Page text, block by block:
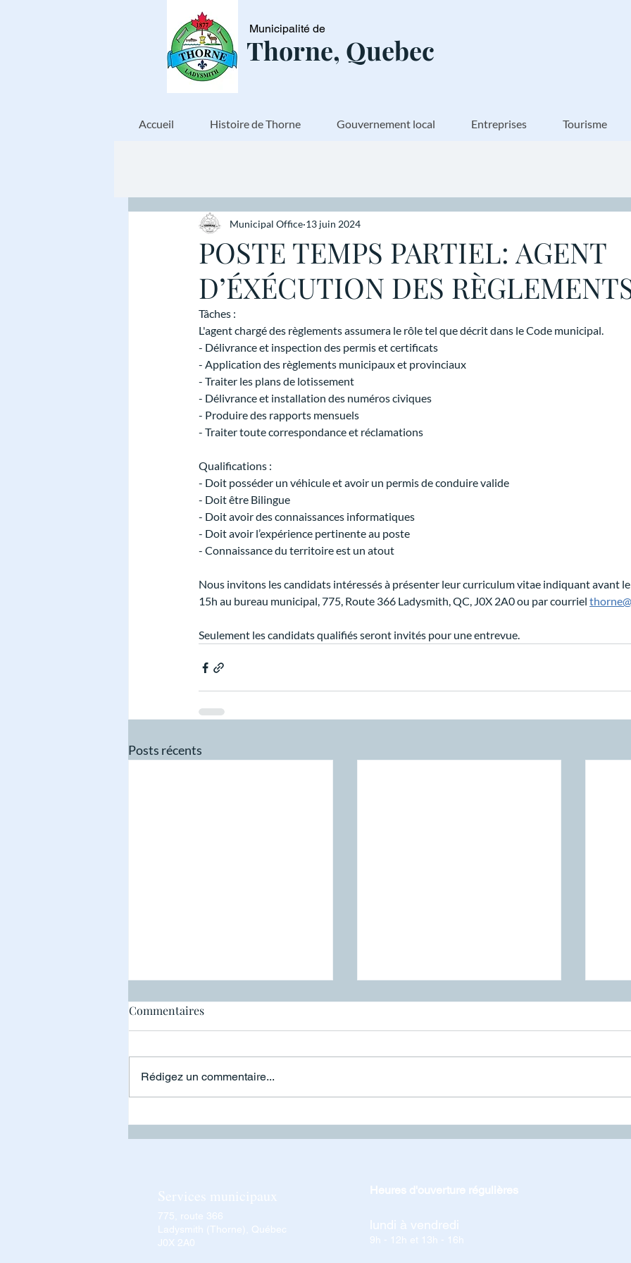
Municipalité de
Thorne, Quebec
Accueil Histoire de Thorne Gouvernement local Entreprises Tourisme
POSTE TEMPS PARTIEL: AGENT
D’ÉXÉCUTION DES
Municipal Office 13 juin 2024
Tâches :
L'agent chargé des règlements assumera le rôle tel que décrit dans le Code municipal.
- Délivrance et inspection des permis et certificats
- Application des règlements municipaux et provinciaux
- Traiter les plans de lotissement
- Délivrance et installation des numéros civiques
- Produire des rapports mensuels
- Traiter toute correspondance et réclamations
Qualifications :
- Doit posséder un véhicule et avoir un permis de conduire valide
- Doit être Bilingue
- Doit avoir des connaissances informatiques
- Doit avoir l’expérience pertinente au poste
- Connaissance du territoire est un atout
Nous invitons les candidats intéressés à présenter leur curriculum vitae indiquant avant
15h au bureau municipal, 775, Route 366 Ladysmith, QC, J0X 2A0 ou par courriel
Seulement les candidats qualifiés seront invités pour une entrevue.
Posts récents
Pile à risque
Commentaires
Rédigez un commentaire...
Services municipaux
775, route 366
Ladysmith (Thorne), Québec
J0X 2A0
Heures d'ouverture régulières
lundi à vendredi
9h - 12h et 13h - 16h